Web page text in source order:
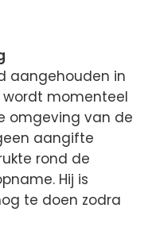
aangehouden in
momenteel
omgeving van de
aangifte
rond de
Hij is
te doen zodra